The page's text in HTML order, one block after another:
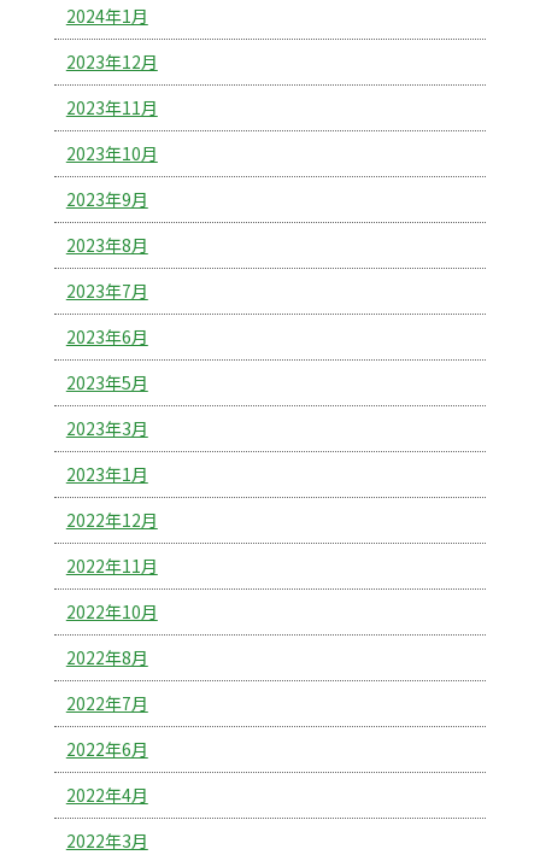
2024年1月
2023年12月
2023年11月
2023年10月
2023年9月
2023年8月
2023年7月
2023年6月
2023年5月
2023年3月
2023年1月
2022年12月
2022年11月
2022年10月
2022年8月
2022年7月
2022年6月
2022年4月
2022年3月